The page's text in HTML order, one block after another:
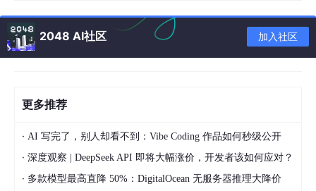
2048 AI社区 加入社区
更多推荐
· AI 写完了，别人却看不到：Vibe Coding 作品如何秒级公开
· 深度观察 | DeepSeek API 即将大幅涨价，开发者该如何应对？
· 多款模型最高直降 50%：DigitalOcean 无服务器推理大降价